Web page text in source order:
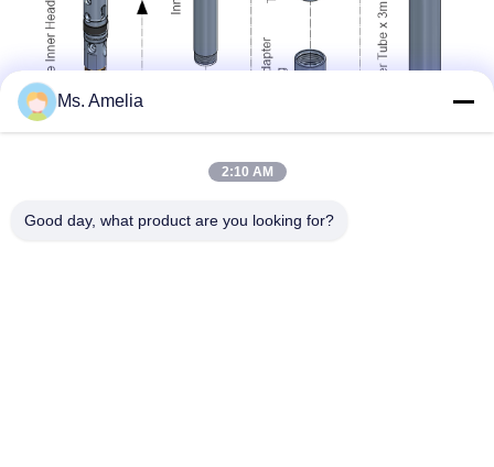
Ms. Amelia
2:10 AM
Good day, what product are you looking for?